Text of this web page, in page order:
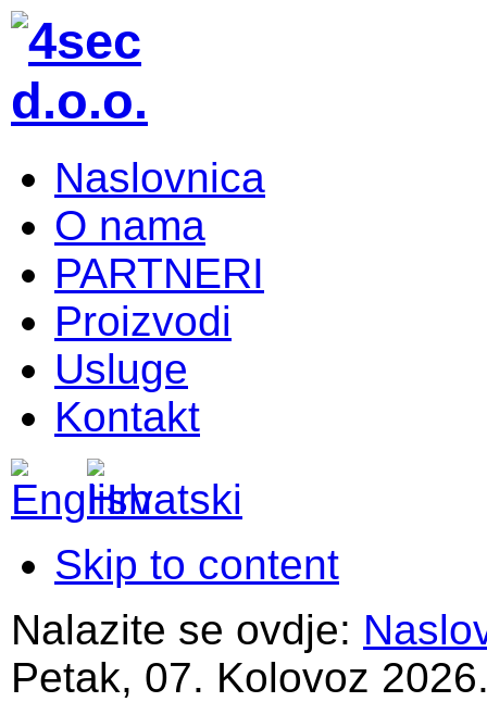
Naslovnica
O nama
PARTNERI
Proizvodi
Usluge
Kontakt
Skip to content
Nalazite se ovdje:
Petak, 07. Kolovoz